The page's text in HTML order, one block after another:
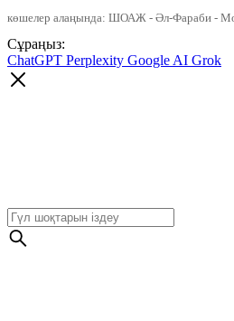
көшелер алаңында: ШОАЖ - Әл-Фараби -
Сұраңыз:
ChatGPT Perplexity Google AI Grok